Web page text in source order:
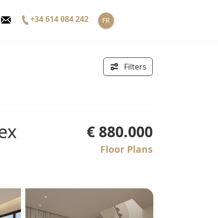
+34 614 084 242 FR
Filters
€ 880.000
Floor Plans